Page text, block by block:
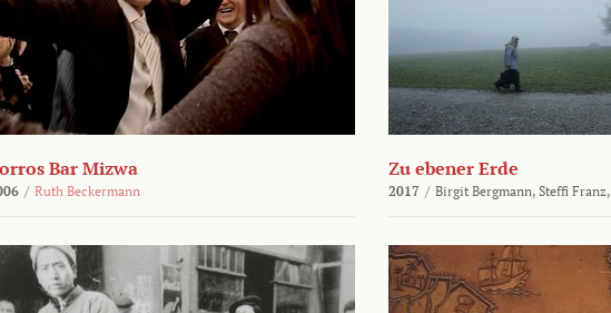
Bar Mizwa
/ Ruth Beckermann
Zu ebener Erde
2017 / Birgit Bergmann, Steffi Franz,